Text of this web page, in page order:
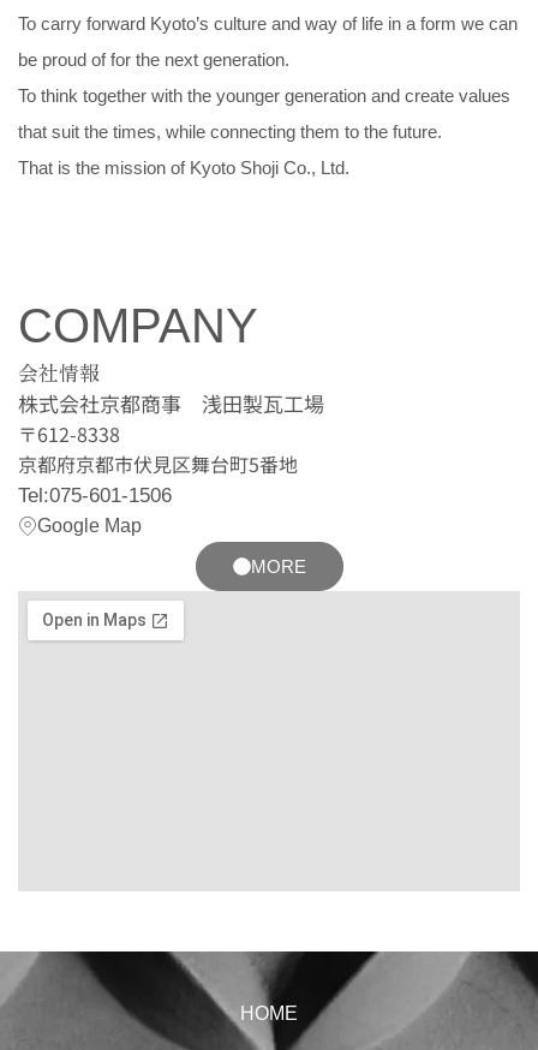
To carry forward Kyoto’s culture and way of life in a form we can
be proud of for the next generation.
To think together with the younger generation and create values
that suit the times, while connecting them to the future.
That is the mission of Kyoto Shoji Co., Ltd.
COMPANY
会社情報
株式会社京都商事 浅田製瓦工場
〒612-8338
京都府京都市伏⾒区舞台町5番地
Tel:075-601-1506
Google Map
MORE
HOME